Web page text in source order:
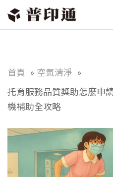
首頁
空氣清淨
托育服務品質獎助怎麼申
機補助全攻略